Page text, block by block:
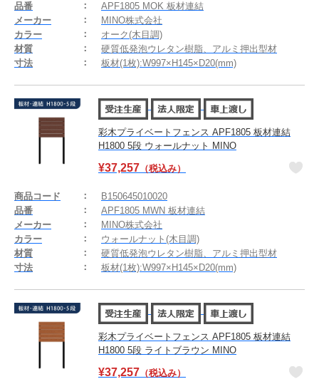
品番
APF1805 MOK 板材連結
メーカー
MINO株式会社
カラー
オーク(木目調)
材質
硬質低発泡ウレタン樹脂、アルミ押出型材
寸法
板材(1枚):W997×H145×D20(mm)
彩木プライベートフェンス APF1805 板材連結
H1800 5段 ウォールナット MINO
¥37,257 （税込み）
商品コード
B150645010020
品番
APF1805 MWN 板材連結
メーカー
MINO株式会社
カラー
ウォールナット(木目調)
材質
硬質低発泡ウレタン樹脂、アルミ押出型材
寸法
板材(1枚):W997×H145×D20(mm)
彩木プライベートフェンス APF1805 板材連結
H1800 5段 ライトブラウン MINO
¥37,257 （税込み）